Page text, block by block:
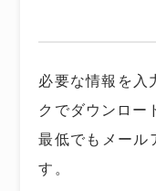
必要な情報を入
クでダウンロー
最低でもメール
す。